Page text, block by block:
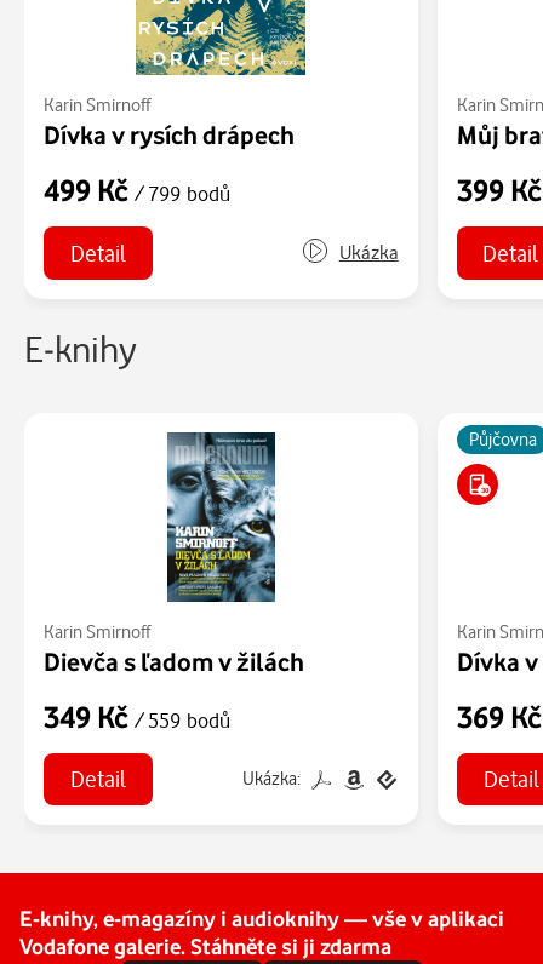
Karin Smirnoff
Dívka v rysích drápech
499 Kč / 799 bodů
Detail Ukázka
Karin
Můj
399
Detail
E-knihy
Karin Smirnoff
Dievča s ľadom v žilách
349 Kč / 559 bodů
Detail Ukázka:
Půjčovna
Karin
Dívka
369
Detail
E-knihy, e-magazíny i audioknihy — vše v aplikaci
Vodafone galerie. Stáhněte si ji zdarma